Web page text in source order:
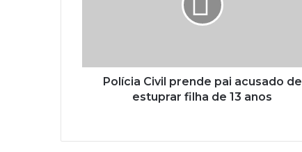
Polícia Civil prende pai acusado de
estuprar filha de 13 anos